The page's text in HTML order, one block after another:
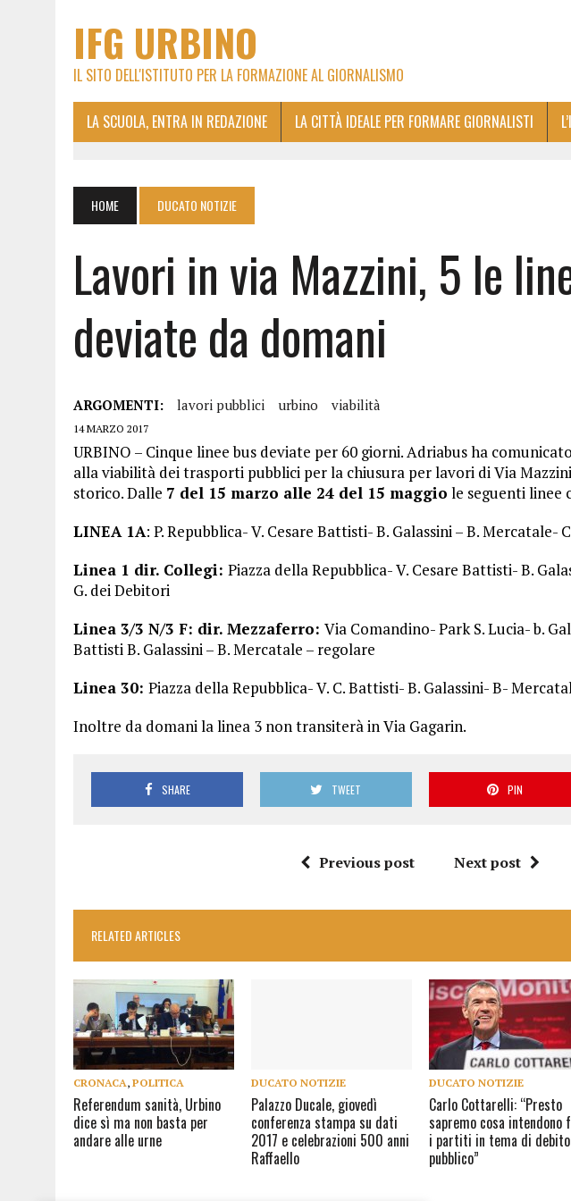
IFG URBINO
IL SITO DELL'ISTITUTO PER LA FORMAZIONE AL GIORNALISMO
LA SCUOLA, ENTRA IN REDAZIONE LA CITTÀ IDEALE PER FORMARE GIORNALISTI
HOME DUCATO NOTIZIE
Lavori in via Mazzini, 5 le
deviate da domani
ARGOMENTI: lavori pubblici urbino viabilità
14 MARZO 2017
URBINO – Cinque linee bus deviate per 60 giorni. Adriabus ha
alla viabilità dei trasporti pubblici per la chiusura per lavori di Via
storico. Dalle 7 del 15 marzo alle 24 del 15 maggio le seguenti linee
LINEA 1A: P. Repubblica- V. Cesare Battisti- B. Galassini – B. Mercatale-
Linea 1 dir. Collegi: Piazza della Repubblica- V. Cesare Battisti- B.
G. dei Debitori
Linea 3/3 N/3 F: dir. Mezzaferro: Via Comandino- Park S. Lucia- b.
Battisti B. Galassini – B. Mercatale – regolare
Linea 30: Piazza della Repubblica- V. C. Battisti- B. Galassini- B-
Inoltre da domani la linea 3 non transiterà in Via Gagarin.
SHARE TWEET PIN
Previous post Next post
RELATED ARTICLES
CRONACA, POLITICA
Referendum sanità, Urbino
dice sì ma non basta per
andare alle urne
DUCATO NOTIZIE
Palazzo Ducale, giovedì
conferenza stampa su dati
2017 e celebrazioni 500 anni
Raffaello
DUCATO NOTIZIE
Carlo Cottarelli: “Presto
sapremo cosa intendono
i partiti in tema di debito
pubblico”